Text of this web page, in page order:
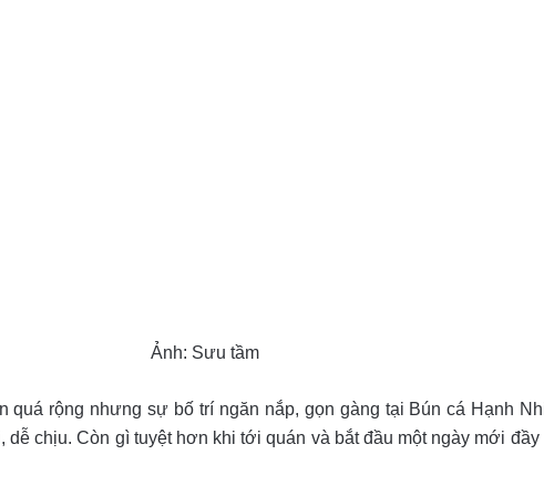
Ảnh: Sưu tầm
quá rộng nhưng sự bố trí ngăn nắp, gọn gàng tại Bún cá Hạnh
dễ chịu. Còn gì tuyệt hơn khi tới quán và bắt đầu một ngày mới